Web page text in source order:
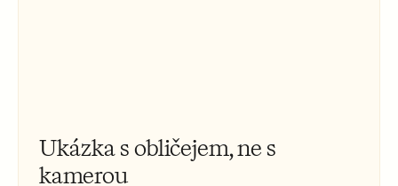
Ukázka s obličejem, ne s
kamerou